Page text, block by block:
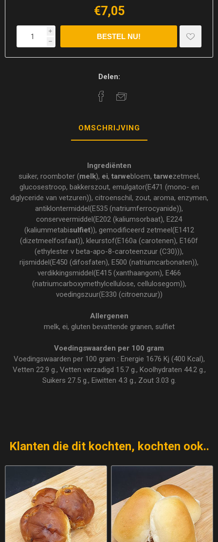
€7,05
i
h
Delen:
OMSCHRIJVING
Ingrediënten
suiker, roomboter (melk), ei, tarwebloem, tarwezetmeel,
glucosestroop, bakkerszout, emulgator(E471 (mono- en
diglyceride van vetzuren)), citroenschil, zout, aroma, enzymen,
antiklontermiddel(E535 (natriumferrocyanide)),
conserveermiddel(E202 (kaliumsorbaat), E224
(kaliummetabisulfiet)), gemodificeerd zetmeel(E1412
(dizetmeelfosfaat)), kleurstof(E160a (carotenen), E160f
(ethylester v beta-apo-8-caroteenzuur (C30))),
rijsmiddel(E450 (difosfaten), E500 (natriumcarbonaten)),
verdikkingsmiddel(E415 (xanthaangom), E466
(natriumcarboxymethylcellulose, cellulosegom)),
voedingszuur(E330 (citroenzuur))
Allergenen
melk, ei, gluten bevattende granen, sulfiet
Voedingswaarden per 100 gram
Voedingswaarden per 100 gram : Energie 1676 Kj (400 Kcal),
Vetten 22.9 g., Vetten verzadigd 15.7 g., Koolhydraten 44.2 g.,
Suikers 27.5 g., Eiwitten 4.3 g., Zout 3.03 g.
Klanten die dit kochten, kochten ook..